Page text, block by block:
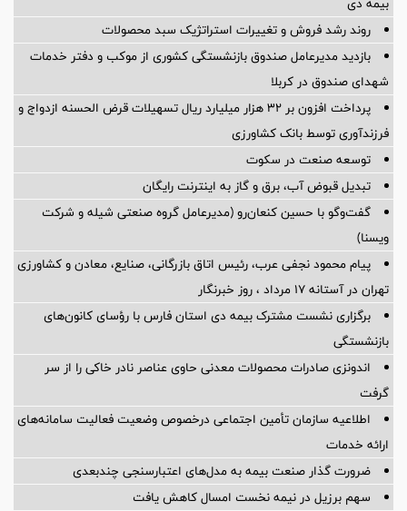
روند رشد فروش و تغییرات استراتژیک سبد محصولات
بازدید مدیرعامل صندوق بازنشستگی کشوری از موکب و دفتر خدمات
شهدای صندوق در کربلا
پرداخت افزون بر 32 هزار میلیارد ریال تسهیلات قرض الحسنه ازدواج و
فرزندآوری توسط بانک کشاورزی
توسعه صنعت در سکوت
تبدیل قبوض آب، برق و گاز به اینترنت رایگان
گفت‌وگو با حسین كنعان‌رو (مدیرعامل گروه صنعتی شیله و شركت
ویسنا)
پیام محمود نجفی عرب، رئیس اتاق بازرگانی، صنایع، معادن و کشاورزی
تهران در آستانه 17 مرداد ، روز خبرنگار
برگزاری نشست مشترک بیمه دی استان فارس با رؤسای کانون‌های
بازنشستگی
اندونزی صادرات محصولات معدنی حاوی عناصر نادر خاکی را از سر
گرفت
اطلاعیه سازمان تأمین اجتماعی درخصوص وضعیت فعالیت سامانه‌های
ارائه خدمات
ضرورت گذار صنعت بیمه به مدل‌های اعتبارسنجی چندبعدی
سهم برزیل در نیمه نخست امسال کاهش یافت